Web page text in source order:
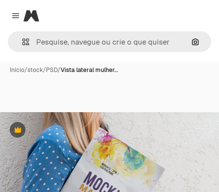
Close menu
Magnific
Início/stock/PSD/Vista lateral mulher…
Premium